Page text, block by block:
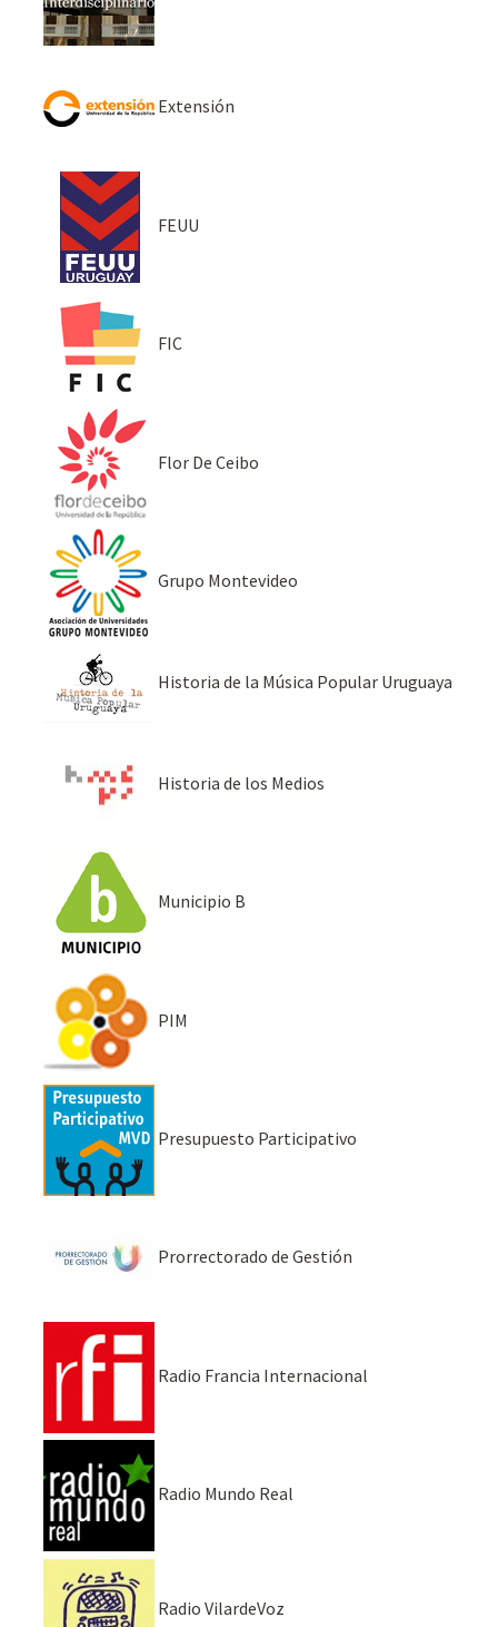
Extensión
FEUU
FIC
Flor De Ceibo
Grupo Montevideo
Historia de la Música Popular Uruguaya
Historia de los Medios
Municipio B
PIM
Presupuesto Participativo
Prorrectorado de Gestión
Radio Francia Internacional
Radio Mundo Real
Radio VilardeVoz